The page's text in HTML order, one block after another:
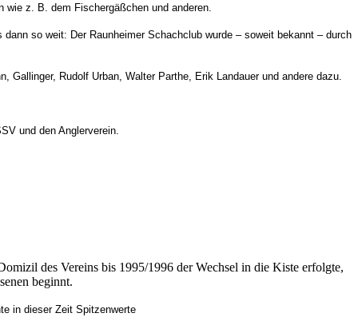
wie z. B. dem Fischergäßchen und anderen.
so weit: Der Raunheimer Schachclub wurde – soweit bekannt – durch
Rudolf Urban, Walter Parthe, Erik Landauer und andere dazu.
und den Anglerverein.
des Vereins bis 1995/1996 der Wechsel in die Kiste erfolgte,
beginnt.
in dieser Zeit Spitzenwerte